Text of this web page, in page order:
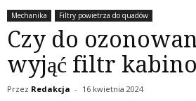
Mechanika Filtry powietrza do quadów
Czy do
wyjąć filtr
Przez Redakcja - 16 kwietnia 2024